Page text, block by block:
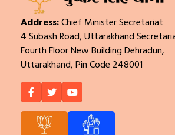
Address:Chief Minister Secretariat
4 Subash Road, Uttarakhand
Fourth Floor New Building Dehradun,
Uttarakhand, Pin Code 248001